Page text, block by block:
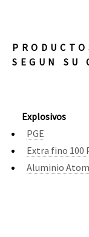
SEGUN SU
Explosivos
PGE
Extra fino 100
Aluminio